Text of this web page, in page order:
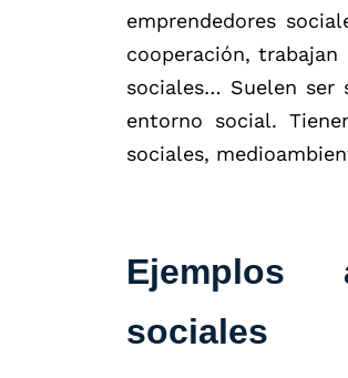
emprendedores
cooperación,
sociales… Suelen ser
entorno social.
sociales,
Ejemplos
sociales